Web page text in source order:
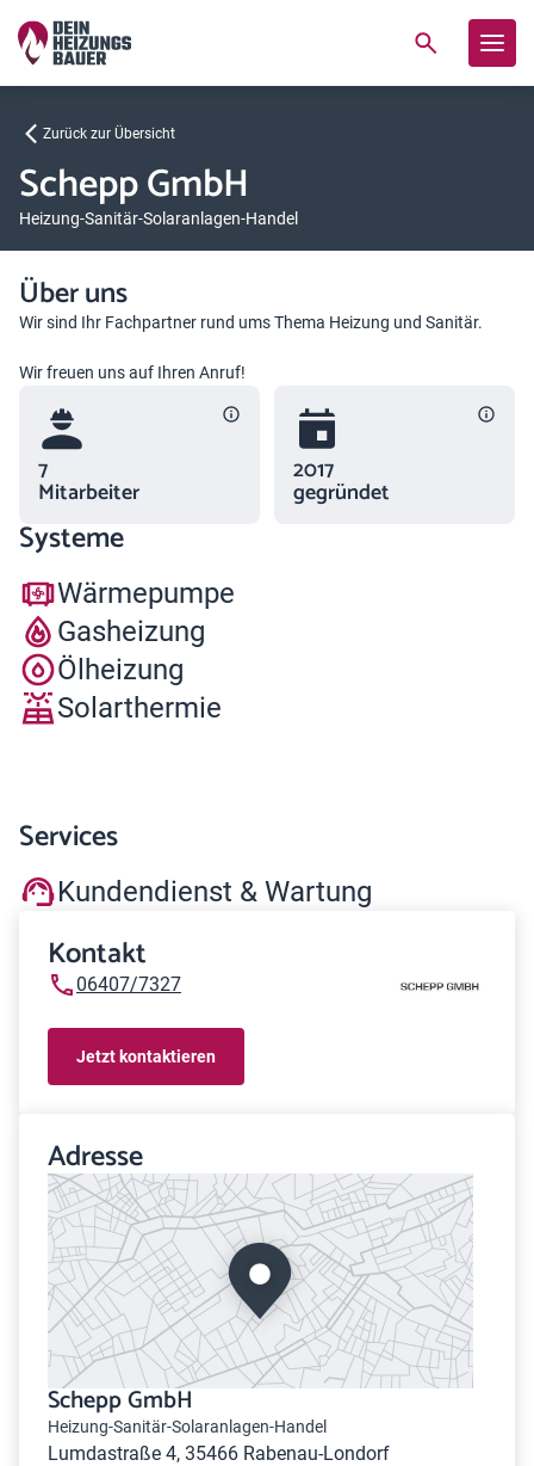
Zurück zur Übersicht
Schepp GmbH
Heizung-Sanitär-Solaranlagen-Handel
Über uns
Wir sind Ihr Fachpartner rund ums Thema Heizung und Sanitär.
Wir freuen uns auf Ihren Anruf!
7
Mitarbeiter
2017
gegründet
Systeme
Wärmepumpe
Gasheizung
Ölheizung
Solarthermie
Services
Kundendienst & Wartung
Kontakt
06407/7327
Jetzt kontaktieren
Adresse
Schepp GmbH
Heizung-Sanitär-Solaranlagen-Handel
Lumdastraße 4, 35466 Rabenau-Londorf